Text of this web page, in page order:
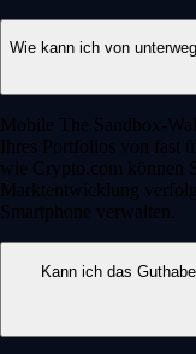
Wie kann ich von
Mobile The Sandbox-
Ihres Portfolios von fast
wie Crypto.com können
Marktentwicklung
Smartphone verwalten.
Kann ich das